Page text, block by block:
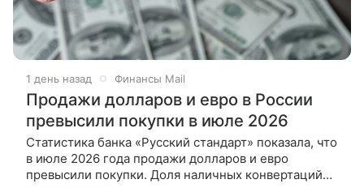
1 день назад Финансы Mail
Продажи долларов и евро в России
превысили покупки в июле 2026
Статистика банка «Русский стандарт» показала, что
в июле 2026 года продажи долларов и евро
превысили покупки. Доля наличных конвертаций